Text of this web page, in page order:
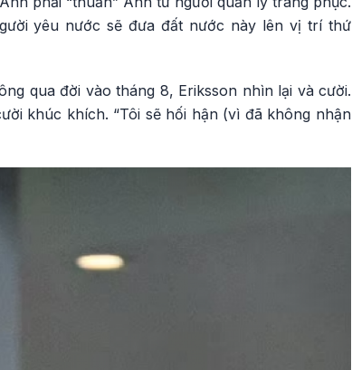
yêu nước sẽ đưa đất nước này lên vị trí thứ
qua đời vào tháng 8, Eriksson nhìn lại và cười.
khúc khích. “Tôi sẽ hối hận (vì đã không nhận